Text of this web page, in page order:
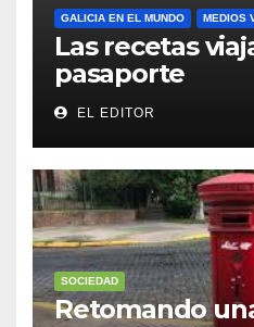
GALICIA EN EL MUNDO MEDIOS
Las recetas
pasaporte
EL EDITOR
SOCIEDAD
Retomando